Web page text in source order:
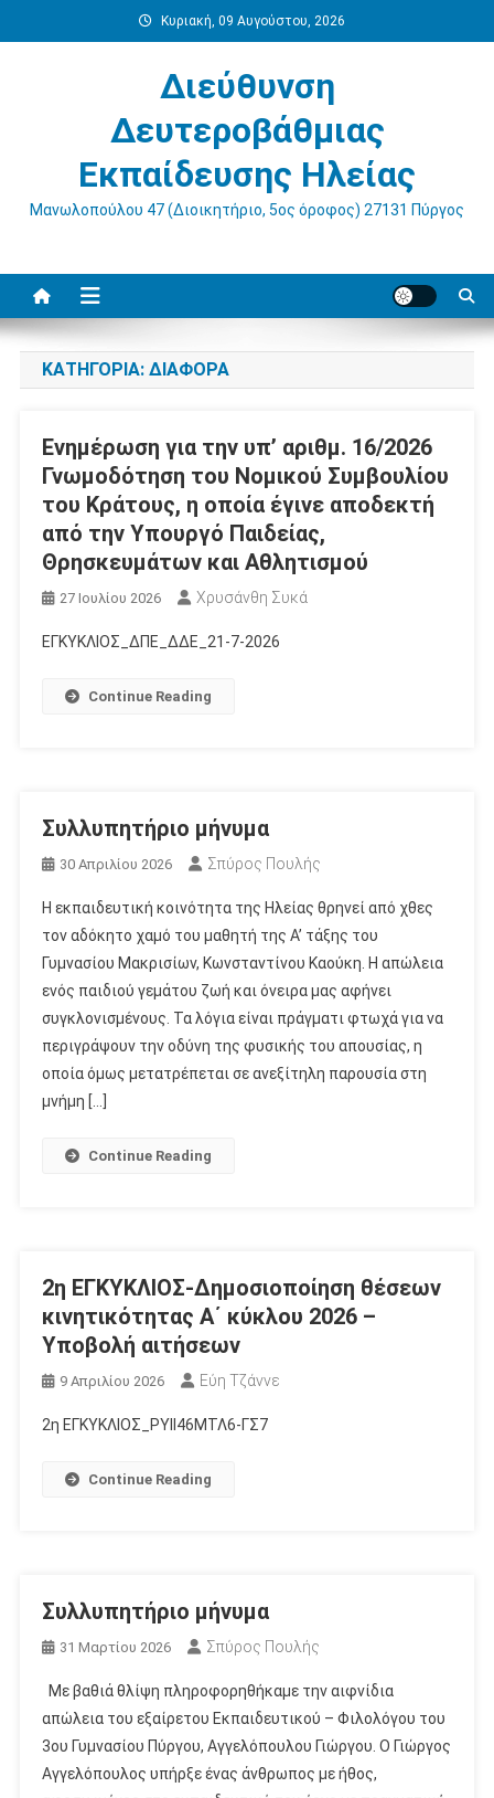
στο
Κυριακή, 09 Αυγούστου, 2026
Διεύθυνση
Δευτεροβάθμιας
Εκπαίδευσης Ηλείας
Μανωλοπούλου 47 (Διοικητήριο, 5ος όροφος) 27131 Πύργος
ΚΑΤΗΓΟΡΊΑ: ΔΙΆΦΟΡΑ
Ενημέρωση για την υπ’ αριθμ. 16/2026
Γνωμοδότηση του Νομικού Συμβουλίου
του Κράτους, η οποία έγινε αποδεκτή
από την Υπουργό Παιδείας,
Θρησκευμάτων και Αθλητισμού
27 Ιουλίου 2026 Χρυσάνθη Συκά
ΕΓΚΥΚΛΙΟΣ_ΔΠΕ_ΔΔΕ_21-7-2026
Continue Reading
Συλλυπητήριο μήνυμα
30 Απριλίου 2026 Σπύρος Πουλής
Η εκπαιδευτική κοινότητα της Ηλείας θρηνεί από χθες
τον αδόκητο χαμό του μαθητή της Α’ τάξης του
Γυμνασίου Μακρισίων, Κωνσταντίνου Καούκη. Η απώλεια
ενός παιδιού γεμάτου ζωή και όνειρα μας αφήνει
συγκλονισμένους. Τα λόγια είναι πράγματι φτωχά για να
περιγράψουν την οδύνη της φυσικής του απουσίας, η
οποία όμως μετατρέπεται σε ανεξίτηλη παρουσία στη
μνήμη […]
Continue Reading
2η ΕΓΚΥΚΛΙΟΣ-Δημοσιοποίηση θέσεων
κινητικότητας Α΄ κύκλου 2026 –
Υποβολή αιτήσεων
9 Απριλίου 2026 Εύη Τζάννε
2η ΕΓΚΥΚΛΙΟΣ_ΡΥΙΙ46ΜΤΛ6-ΓΣ7
Continue Reading
Συλλυπητήριο μήνυμα
31 Μαρτίου 2026 Σπύρος Πουλής
Με βαθιά θλίψη πληροφορηθήκαμε την αιφνίδια
απώλεια του εξαίρετου Εκπαιδευτικού – Φιλολόγου του
3ου Γυμνασίου Πύργου, Αγγελόπουλου Γιώργου. Ο Γιώργος
Αγγελόπουλος υπήρξε ένας άνθρωπος με ήθος,